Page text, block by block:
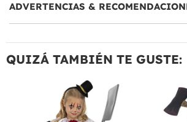
ADVERTENCIAS &
QUIZÁ TAMBIÉN TE GUSTE: